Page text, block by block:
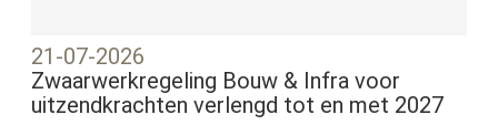
21-07-2026
Zwaarwerkregeling Bouw & Infra voor
uitzendkrachten verlengd tot en met 2027